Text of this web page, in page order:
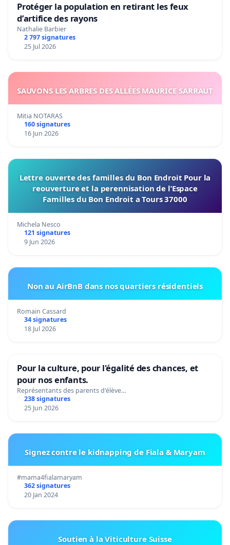
Protéger la population en retirant les feux
d’artifice des rayons
Nathalie Barbier
2 797 signatures
25 Jul 2026
SAUVONS LES ARBRES DES ALLÉES MAURICE SARRAUT
Mitia NOTARAS
160 signatures
16 Jun 2026
Lettre ouverte des familles du Bon Endroit Pour la
reouverture et la perennisation de l’Espace
Familles du Bon Endroit a Tours 37000
Michela Nesco
121 signatures
9 Jun 2026
Non au AirBnB dans nos quartiers résidentiels
Romain Cassard
34 signatures
18 Jul 2026
Pour la culture, pour l'égalité des chances, et
pour nos enfants.
Représentants des parents d'élève…
238 signatures
25 Jun 2026
Signez contre le kidnapping de Fiala & Maryam
#mama4fialamaryam
362 signatures
20 Jan 2024
Soutien à la Viticulture Suisse